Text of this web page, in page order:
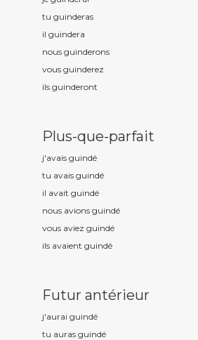
tu guinderas
il guindera
nous guinderons
vous guinderez
ils guinderont
Plus-que-parfait
j'avais guindé
tu avais guindé
il avait guindé
nous avions guindé
vous aviez guindé
ils avaient guindé
Futur antérieur
j'aurai guindé
tu auras guindé